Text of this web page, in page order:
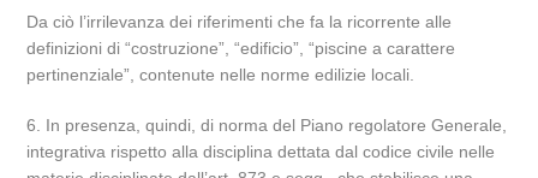
Da ciò l’irrilevanza dei riferimenti che fa la ricorrente alle
definizioni di “costruzione”, “edificio”, “piscine a carattere
pertinenziale”, contenute nelle norme edilizie locali.
6. In presenza, quindi, di norma del Piano regolatore Generale,
integrativa rispetto alla disciplina dettata dal codice civile nelle